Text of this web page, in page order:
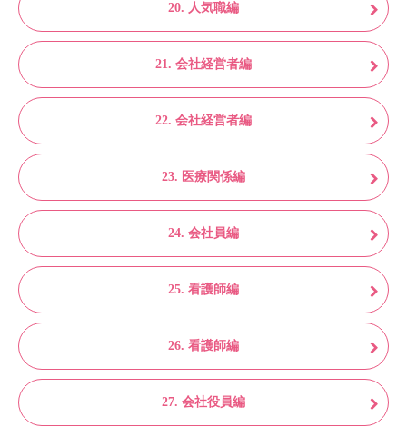
20. 人気職編
21. 会社経営者編
22. 会社経営者編
23. 医療関係編
24. 会社員編
25. 看護師編
26. 看護師編
27. 会社役員編